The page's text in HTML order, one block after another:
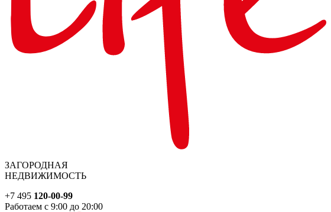
ЗАГОРОДНАЯ
НЕДВИЖИМОСТЬ
+7 495 120-00-99
Работаем с 9:00 до 20:00